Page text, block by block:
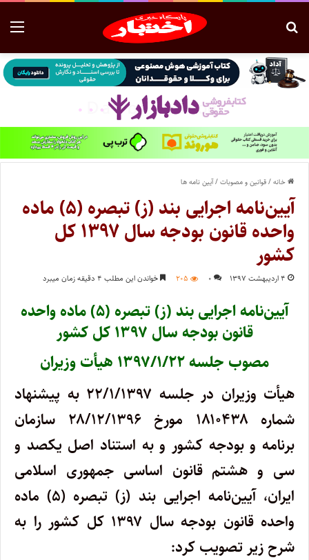
خانه/قوانین و مصوبات/آیین نامه ها
آیین‌نامه اجرایی بند (ز) تبصره (۵) ماده
واحده قانون بودجه سال ۱۳۹۷ کل
کشور
۴ اردیبهشت ۱۳۹۷ ۰ ۲۰۵ خواندن این مطلب ۴ دقیقه زمان میبرد
آیین‌نامه اجرایی بند (ز) تبصره (۵) ماده واحده
قانون بودجه سال ۱۳۹۷ کل کشور
مصوب جلسه ۱۳۹۷/۱/۲۲ هیأت وزیران
هیأت وزیران در جلسه ۲۲/۱/۱۳۹۷ به پیشنهاد
شماره ۱۸۱۰۴۳۸ مورخ ۲۸/۱۲/۱۳۹۶ سازمان
برنامه و بودجه کشور و به استناد اصل یکصد و
سی و هشتم قانون اساسی جمهوری اسلامی
ایران، آیین‌نامه اجرایی بند (ز) تبصره (۵) ماده
واحده قانون بودجه سال ۱۳۹۷ کل کشور را به
شرح زیر تصویب کرد: